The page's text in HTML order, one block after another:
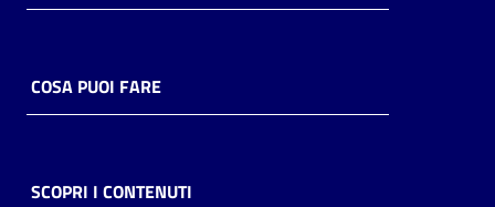
COSA PUOI FARE
SCOPRI I CONTENUTI